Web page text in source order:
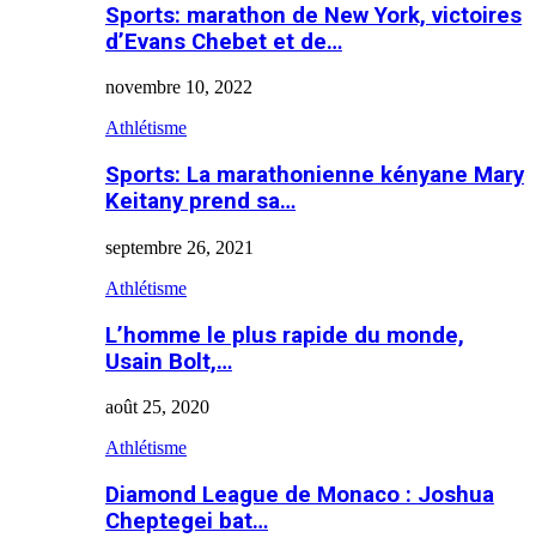
Sports: marathon de New York, victoires
d’Evans Chebet et de…
novembre 10, 2022
Athlétisme
Sports: La marathonienne kényane Mary
Keitany prend sa…
septembre 26, 2021
Athlétisme
L’homme le plus rapide du monde,
Usain Bolt,…
août 25, 2020
Athlétisme
Diamond League de Monaco : Joshua
Cheptegei bat…